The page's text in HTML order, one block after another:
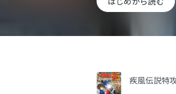
疾風伝説特